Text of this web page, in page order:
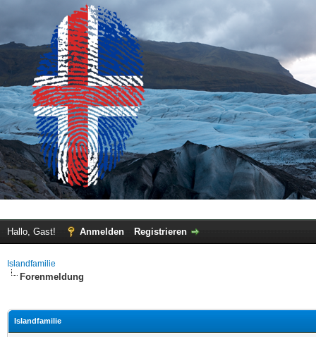
Hallo, Gast! Anmelden Registrieren
Islandfamilie
Forenmeldung
Islandfamilie